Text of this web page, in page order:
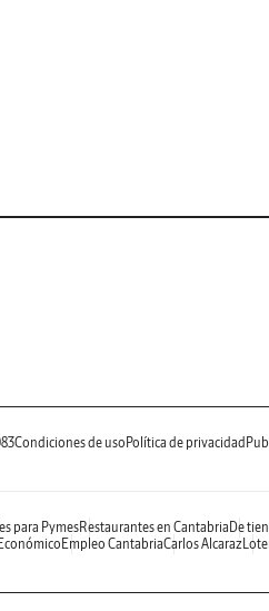
Condiciones de uso Política de privacidad
para PymesRestaurantes en Cantabria De
Empleo CantabriaCarlos Alcaraz